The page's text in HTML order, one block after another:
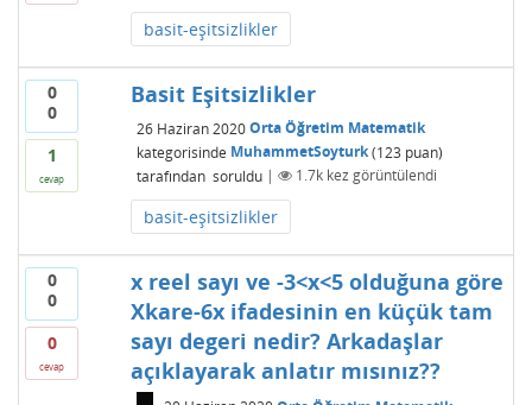
basit-eşitsizlikler
0
0
1
cevap
Basit Eşitsizlikler
26 Haziran 2020 Orta Öğretim Matematik
kategorisinde MuhammetSoyturk (123 puan)
tarafından soruldu | 1.7kkez görüntülendi
basit-eşitsizlikler
0
0
0
cevap
x reel sayı ve -3<x<5 olduğuna göre
Xkare-6x ifadesinin en küçük tam
sayı degeri nedir? Arkadaşlar
açıklayarak anlatır mısınız??